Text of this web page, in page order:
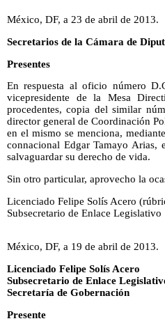
México, DF, a 23 de abril de 2013.
Secretarios de la Cámara de
Presentes
En respuesta al oficio número
vicepresidente de la Mesa
procedentes, copia del similar
director general de Coordinación
en el mismo se menciona,
connacional Edgar Tamayo Arias,
salvaguardar su derecho de vida.
Sin otro particular, aprovecho la
Licenciado Felipe Solís Acero
Subsecretario de Enlace Legislativo
México, DF, a 19 de abril de 2013.
Licenciado Felipe Solís Acero
Subsecretario de Enlace
Secretaría de Gobernación
Presente